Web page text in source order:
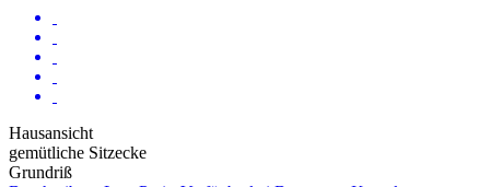
Hausansicht
gemütliche Sitzecke
Grundriß